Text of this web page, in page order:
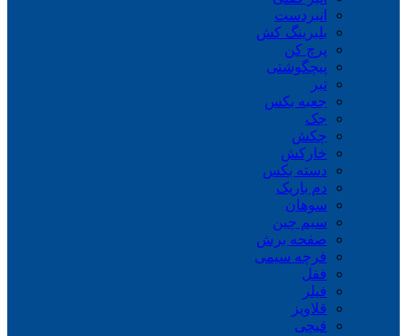
انبردست
بلبرینگ کش
پرچ کن
پیچگوشتی
تبر
جعبه بکس
جک
چکش
خارکش
دسته بکس
دم باریک
سوهان
سیم چین
صفحه برش
فرچه سیمی
ففل
فیلر
قلاویز
قیچی